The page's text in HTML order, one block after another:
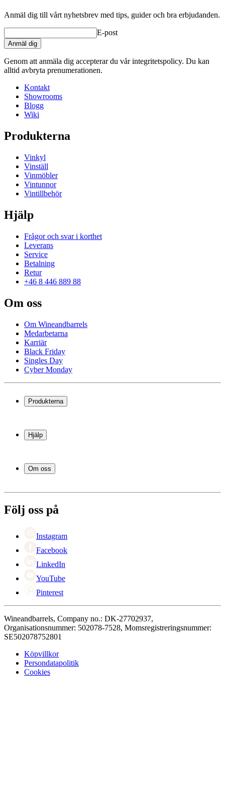
Anmäl dig till vårt nyhetsbrev med tips, guider och bra erbjudanden.
E-post
Anmäl dig
Genom att anmäla dig accepterar du vår integritetspolicy. Du kan
alltid avbryta prenumerationen.
Kontakt
Showrooms
Blogg
Wiki
Produkterna
Vinkyl
Vinställ
Vinmöbler
Vintunnor
Vintillbehör
Hjälp
Frågor och svar i korthet
Leverans
Service
Betalning
Retur
+46 8 446 889 88
Om oss
Om Wineandbarrels
Medarbetarna
Karriär
Black Friday
Singles Day
Cyber Monday
Produkterna
Vinställ
Vinmöbler
Hjälp
Leverans
Service
Retur
Om oss
Karriär
Black Friday
Cyber Monday
Följ oss på
Instagram
Facebook
LinkedIn
YouTube
Pinterest
Wineandbarrels, Company no.: DK-27702937,
Organisationsnummer: 502078-7528, Momsregistreringsnummer:
SE502078752801
Köpvillkor
Persondatapolitik
Cookies